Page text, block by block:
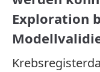
Exploration